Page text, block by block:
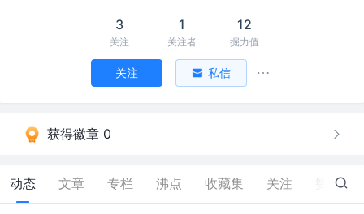
3
关注
1
关注者
12
掘力值
关注 私信
获得徽章 0
动态 文章 专栏 沸点 收藏集 关注 80